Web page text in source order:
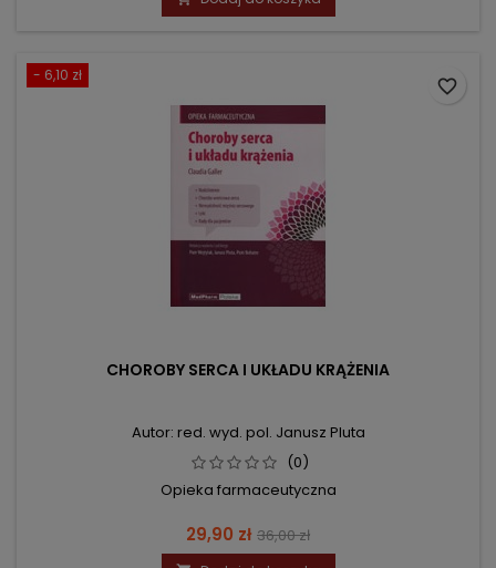
- 6,10 zł
CHOROBY SERCA I UKŁADU KRĄŻENIA
Autor: red. wyd. pol. Janusz Pluta
(0)
Opieka farmaceutyczna
Cena
29,90 zł Cena
podstawowa
36,00 zł
favorite_border